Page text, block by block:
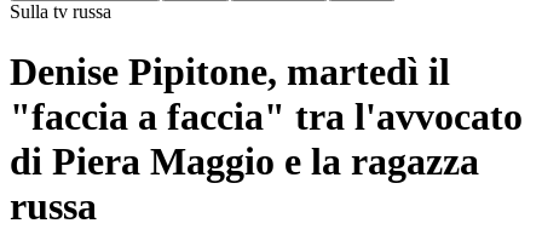
Sulla tv russa
Denise Pipitone, martedì il
"faccia a faccia" tra l'avvocato
di Piera Maggio e la ragazza
russa